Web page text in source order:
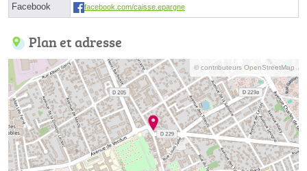
Facebook facebook.com/caisse.epargne
Plan et adresse
© contributeurs OpenStreetMap